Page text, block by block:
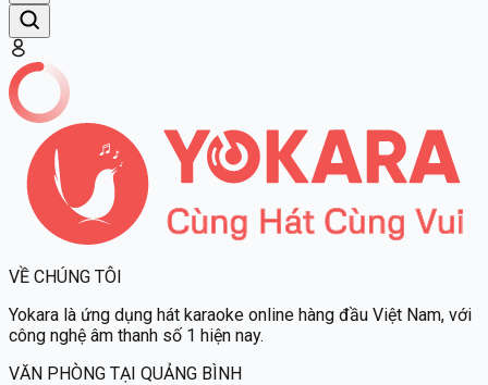
VỀ CHÚNG TÔI
Yokara là ứng dụng hát karaoke online hàng đầu Việt Nam, với
công nghệ âm thanh số 1 hiện nay.
VĂN PHÒNG TẠI QUẢNG BÌNH